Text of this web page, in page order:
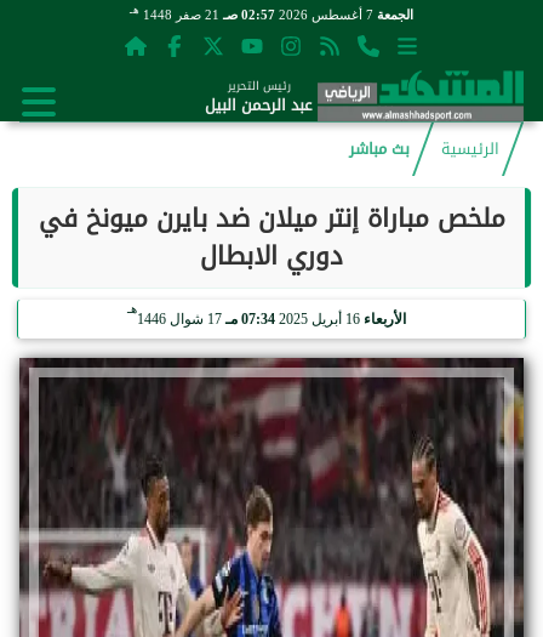
الجمعة 02:57 صـ 21 صفر 1448 هـ
رئيس التحرير
عبد الرحمن البيل
الرئيسية
بث مباشر
ملخص مباراة إنتر ميلان ضد بايرن ميونخ في
دوري الابطال
الأربعاء 07:34 مـ 17 شوال 1446
هـ